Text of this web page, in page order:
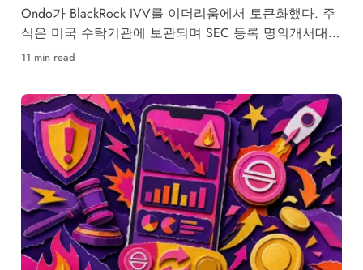
Ondo가 BlackRock IVV를 이더리움에서 토큰화했다. 주
식은 미국 수탁기관에 보관되며 SEC 등록 명의개서대리
인을 통해 1:1로 뒷받침된다.
11 min read